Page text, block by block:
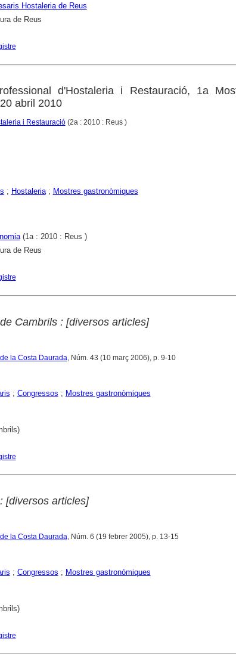
Hostaleria de Reus
de Reus
d'Hostaleria i Restauració, 1a
abril 2010
i Restauració(2a : 2010 : Reus )
; Hostaleria; Mostres gastronòmiques
(1a : 2010 : Reus )
de Reus
Cambrils : [diversos articles]
la Costa Daurada , Núm. 43 (10 març 2006), p. 9-10
; Congressos ; Mostres gastronòmiques
[diversos articles]
la Costa Daurada , Núm. 6 (19 febrer 2005), p. 13-15
; Congressos ; Mostres gastronòmiques